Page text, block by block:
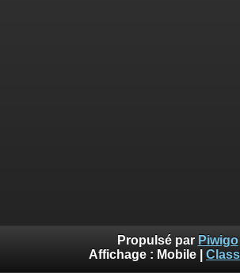
Propulsé par Piwigo
Affichage : Mobile